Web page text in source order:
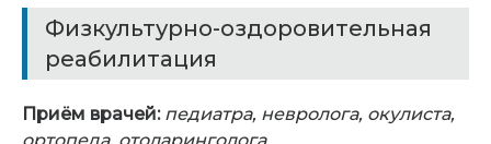
Физкультурно-оздоровительная
реабилитация
Приём врачей: педиатра, невролога, окулиста,